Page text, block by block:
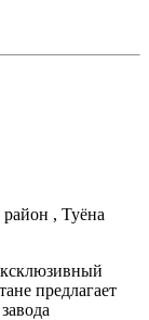
, Туёна
предлагает